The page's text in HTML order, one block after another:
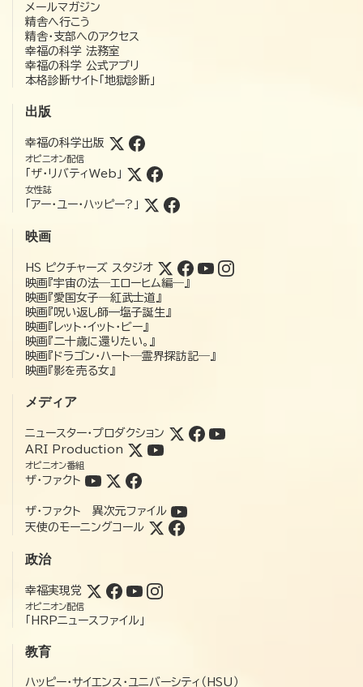
メールマガジン
精舎へ行こう
精舎・支部へのアクセス
幸福の科学 法務室
幸福の科学 公式アプリ
本格診断サイト「地獄診断」
出版
幸福の科学出版
オピニオン配信
「ザ・リバティWeb」
女性誌
「アー・ユー・ハッピー?」
映画
HS ピクチャーズ スタジオ
映画『宇宙の法―エローヒム編―』
映画『愛国女子―紅武士道』
映画『呪い返し師—塩子誕生』
映画『レット・イット・ビー』
映画『二十歳に還りたい。』
映画『ドラゴン・ハート―霊界探訪記―』
映画『影を売る女』
メディア
ニュースター・プロダクション
ARI Production
オピニオン番組
ザ・ファクト
ザ・ファクト 異次元ファイル
天使のモーニングコール
政治
幸福実現党
オピニオン配信
「HRPニュースファイル」
教育
ハッピー・サイエンス・ユニバーシティ（HSU）